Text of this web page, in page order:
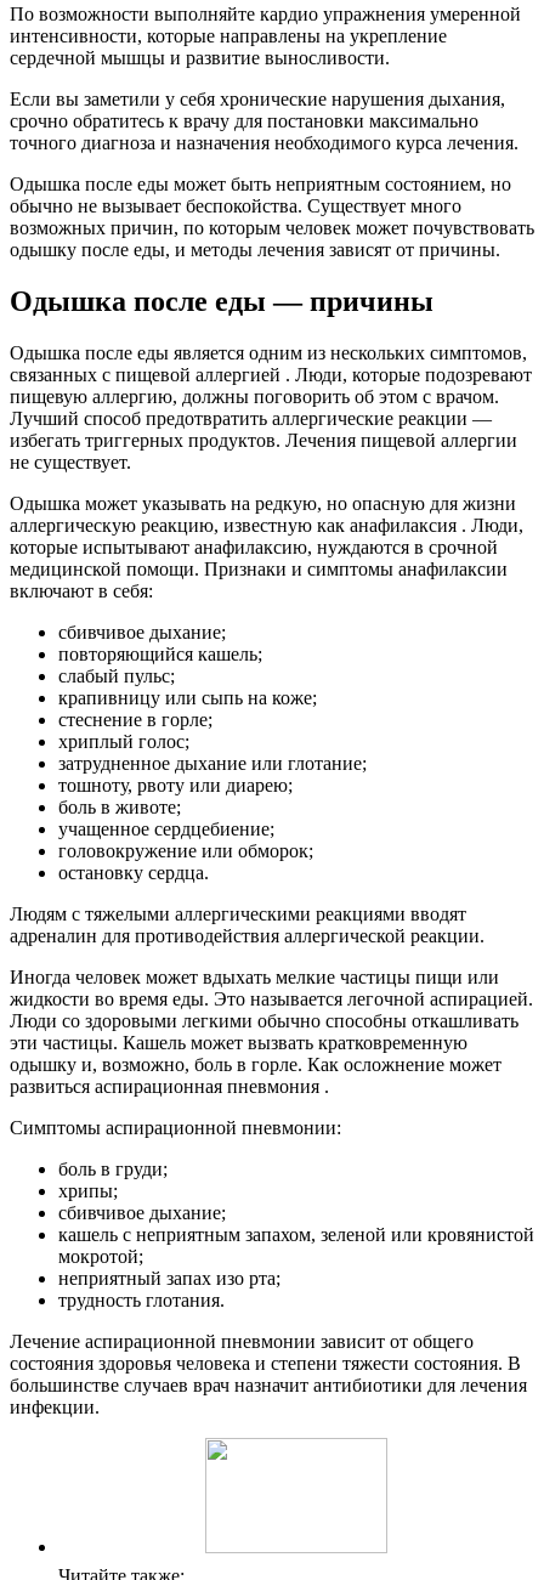
По возможности выполняйте кардио упражнения умеренной
интенсивности, которые направлены на укрепление
сердечной мышцы и развитие выносливости.
Если вы заметили у себя хронические нарушения дыхания,
срочно обратитесь к врачу для постановки макcимально
точного диагноза и назначения необходимого курса лечения.
Одышка после еды может быть неприятным состоянием, но
обычно не вызывает беспокойства. Существует много
возможных причин, по которым человек может почувствовать
одышку после еды, и методы лечения зависят от причины.
Одышка после еды — причины
Одышка после еды является одним из нескольких симптомов,
связанных с пищевой аллергией . Люди, которые подозревают
пищевую аллергию, должны поговорить об этом с врачом.
Лучший способ предотвратить аллергические реакции —
избегать триггерных продуктов. Лечения пищевой аллергии
не существует.
Одышка может указывать на редкую, но опасную для жизни
аллергическую реакцию, известную как анафилаксия . Люди,
которые испытывают анафилаксию, нуждаются в срочной
медицинской помощи. Признаки и симптомы анафилаксии
включают в себя:
сбивчивое дыхание;
повторяющийся кашель;
слабый пульс;
крапивницу или сыпь на коже;
стеснение в горле;
хриплый голос;
затрудненное дыхание или глотание;
тошноту, рвоту или диарею;
боль в животе;
учащенное сердцебиение;
головокружение или обморок;
остановку сердца.
Людям с тяжелыми аллергическими реакциями вводят
адреналин для противодействия аллергической реакции.
Иногда человек может вдыхать мелкие частицы пищи или
жидкости во время еды. Это называется легочной аспирацией.
Люди со здоровыми легкими обычно способны откашливать
эти частицы. Кашель может вызвать кратковременную
одышку и, возможно, боль в горле. Как осложнение может
развиться аспирационная пневмония .
Симптомы аспирационной пневмонии:
боль в груди;
хрипы;
сбивчивое дыхание;
кашель с неприятным запахом, зеленой или кровянистой
мокротой;
неприятный запах изо рта;
трудность глотания.
Лечение аспирационной пневмонии зависит от общего
состояния здоровья человека и степени тяжести состояния. В
большинстве случаев врач назначит антибиотики для лечения
инфекции.
Читайте также: